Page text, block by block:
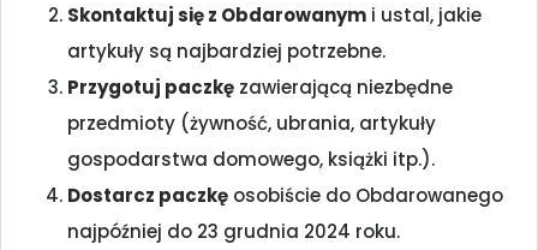
Skontaktuj się z Obdarowanym i ustal, jakie
artykuły są najbardziej potrzebne.
Przygotuj paczkę zawierającą niezbędne
przedmioty (żywność, ubrania, artykuły
gospodarstwa domowego, książki itp.).
Dostarcz paczkę osobiście do Obdarowanego
najpóźniej do 23 grudnia 2024 roku.